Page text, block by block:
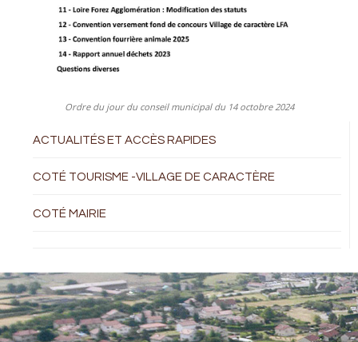
Ordre du jour du conseil municipal du 14 octobre 2024
ACTUALITÉS ET ACCÈS RAPIDES
COTÉ TOURISME -VILLAGE DE CARACTÈRE
COTÉ MAIRIE